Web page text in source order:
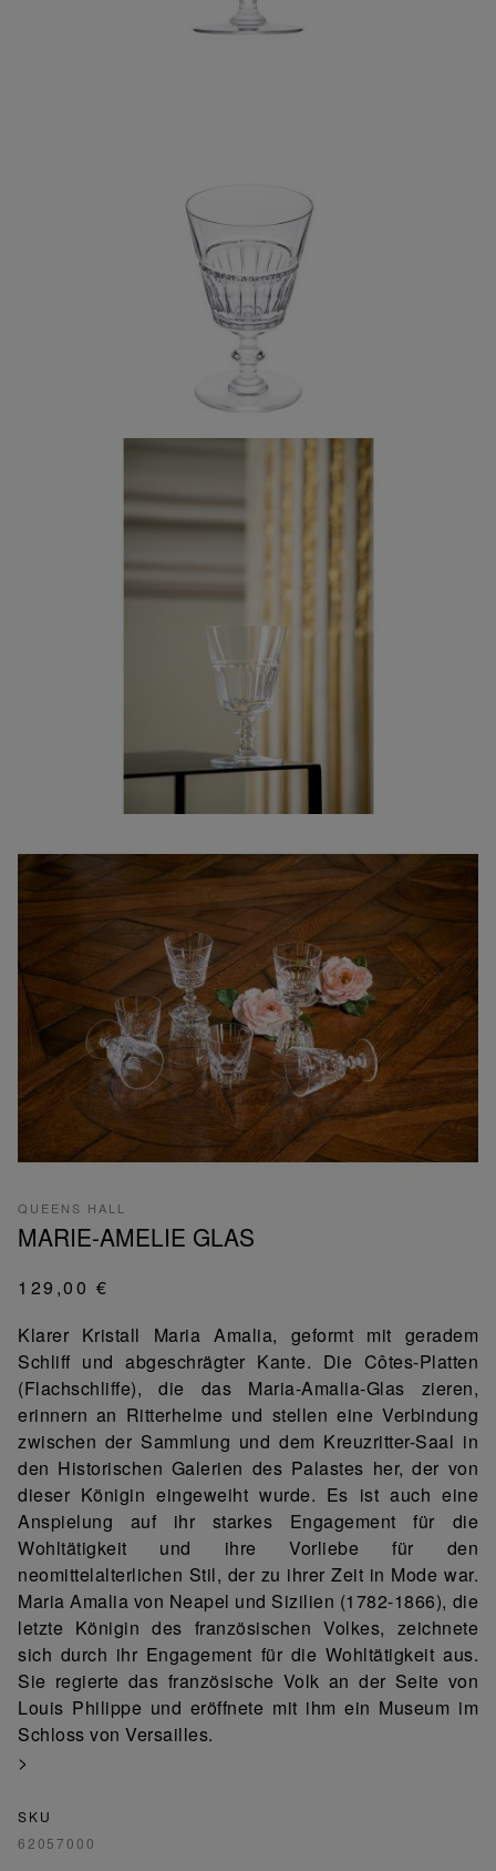
QUEENS HALL
MARIE-AMELIE GLAS
129,00 €
Klarer Kristall Maria Amalia, geformt mit geradem
Schliff und abgeschrägter Kante. Die Côtes-Platten
(Flachschliffe), die das Maria-Amalia-Glas zieren,
erinnern an Ritterhelme und stellen eine Verbindung
zwischen der Sammlung und dem Kreuzritter-Saal in
den Historischen Galerien des Palastes her, der von
dieser Königin eingeweiht wurde. Es ist auch eine
Anspielung auf ihr starkes Engagement für die
Wohltätigkeit und ihre Vorliebe für den
neomittelalterlichen Stil, der zu ihrer Zeit in Mode war.
Maria Amalia von Neapel und Sizilien (1782-1866), die
letzte Königin des französischen Volkes, zeichnete
sich durch ihr Engagement für die Wohltätigkeit aus.
Sie regierte das französische Volk an der Seite von
Louis Philippe und eröffnete mit ihm ein Museum im
Schloss von Versailles.
>
SKU
62057000